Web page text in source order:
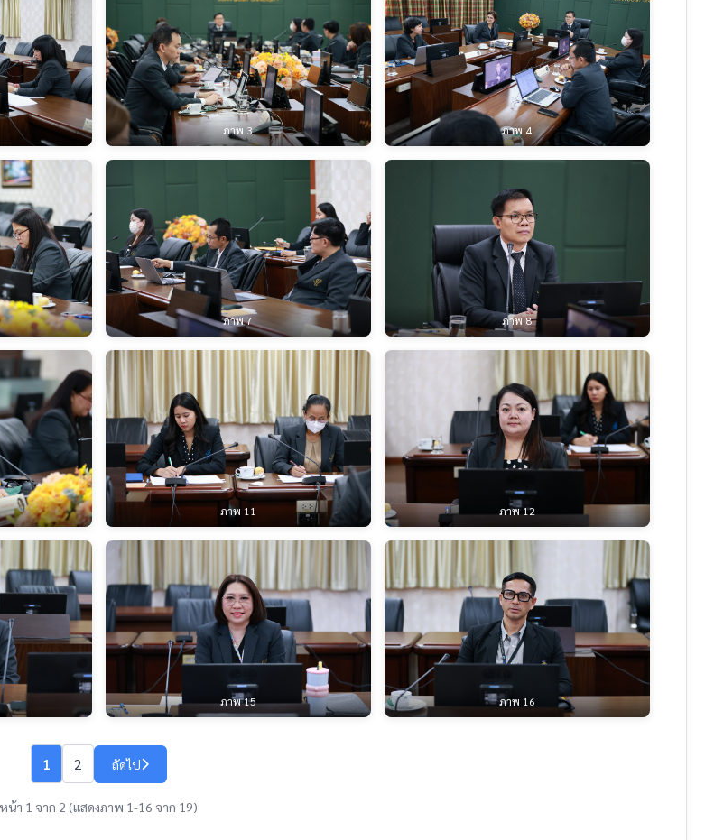
ภาพ 3 ภาพ 4
ภาพ 7 ภาพ 8
ภาพ 11 ภาพ 12
ภาพ 15 ภาพ 16
1 2 ถัดไป
หน้า 1 จาก 2 (แสดงภาพ 1-16 จาก 19)